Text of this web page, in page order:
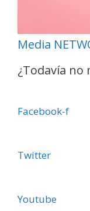
Media
¿Todavía no
Facebook-f
Twitter
Youtube